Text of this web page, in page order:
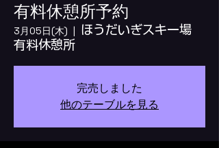
有料休憩所予約
3月05日(木)
  |
ほうだいぎスキー場
有料休憩所
完売しました
他のテーブルを見る